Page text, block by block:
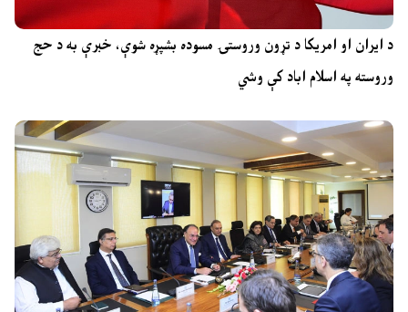
د ایران او امریکا د تړون وروستۍ مسوده بشپړه شوې، خبرې به د حج
وروسته په اسلام اباد کې وشي